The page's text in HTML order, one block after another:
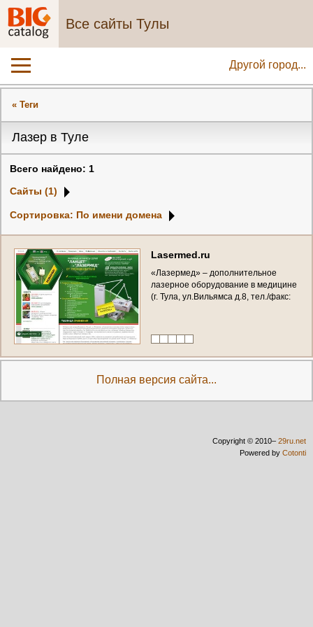
Все сайты Тулы
Другой город...
« Теги
Лазер в Туле
Всего найдено: 1
Сайты (1)
Сортировка: По имени домена
Lasermed.ru
«Лазермед» – дополнительное
лазерное оборудование в медицине
(г. Тула ул. Вильямса д 8, тел. /факс:
Полная версия сайта...
Copyright © 2010– 29ru.net
Powered by Cotonti